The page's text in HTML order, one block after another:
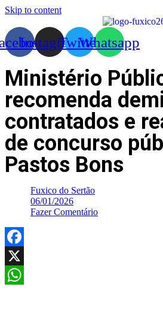
Skip to content
InstagramTwitterWhatsapp
Ministério
recomenda
contratados e
de concurso
Pastos Bons
Fuxico do Sertão
06/01/2026
Fazer Comentário
Facebook
X